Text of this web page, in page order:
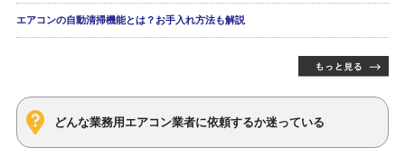
エアコンの自動清掃機能とは？お手入れ方法も解説
どんな業務用エアコン業者に依頼するか迷っている